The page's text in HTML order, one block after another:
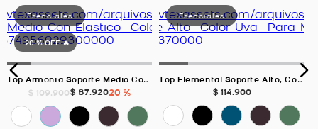
20 % OFF 🔥
Top Armonía Soporte Medio Con Elástico, Color Uva Para Mujer
$ 109.900$ 87.92020 %
Top Elemental Soporte Alto, Color Uva Para Mujer
$ 114.900